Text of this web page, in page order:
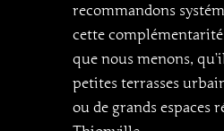
recommandons
cette
que nous menons,
petites terrasses
ou de grands espaces